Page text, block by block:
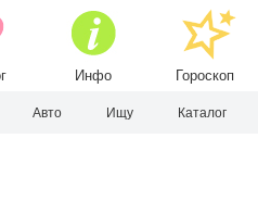
Инфо Гороскоп
Авто Ищу Каталог